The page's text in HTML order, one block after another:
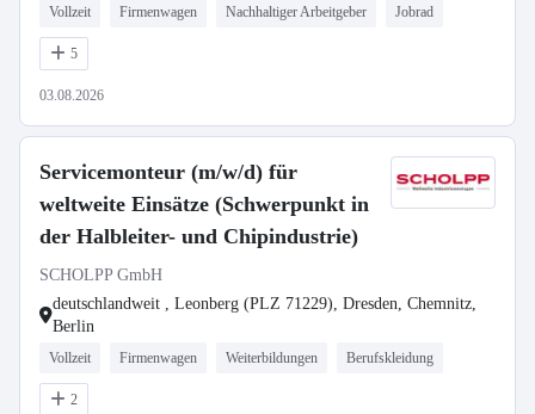
Vollzeit Firmenwagen Nachhaltiger Arbeitgeber Jobrad
5
03.08.2026
Servicemonteur (m/w/d) für
weltweite Einsätze (Schwerpunkt in
der Halbleiter- und Chipindustrie)
SCHOLPP GmbH
deutschlandweit , Leonberg (PLZ 71229), Dresden, Chemnitz,
Berlin
Vollzeit Firmenwagen Weiterbildungen Berufskleidung
2